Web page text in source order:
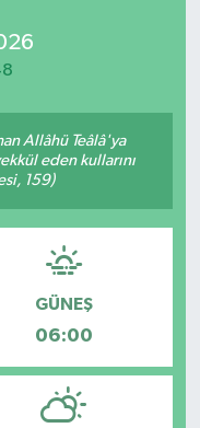
Allâhü Teâlâ'ya
eden kullarını
159)
GÜNEŞ
06:00